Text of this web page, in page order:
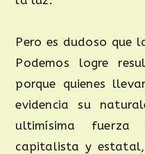
Pero es dudoso que
Podemos logre
porque quienes
evidencia su
ultimísima
capitalista y